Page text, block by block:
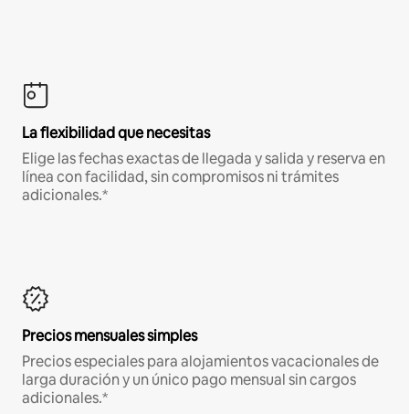
La flexibilidad que necesitas
Elige las fechas exactas de llegada y salida y reserva en
línea con facilidad, sin compromisos ni trámites
adicionales.*
Precios mensuales simples
Precios especiales para alojamientos vacacionales de
larga duración y un único pago mensual sin cargos
adicionales.*